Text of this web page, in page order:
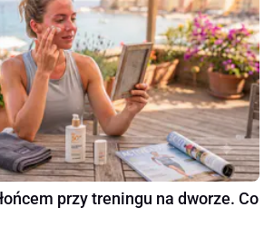
przy treningu na dworze. Co